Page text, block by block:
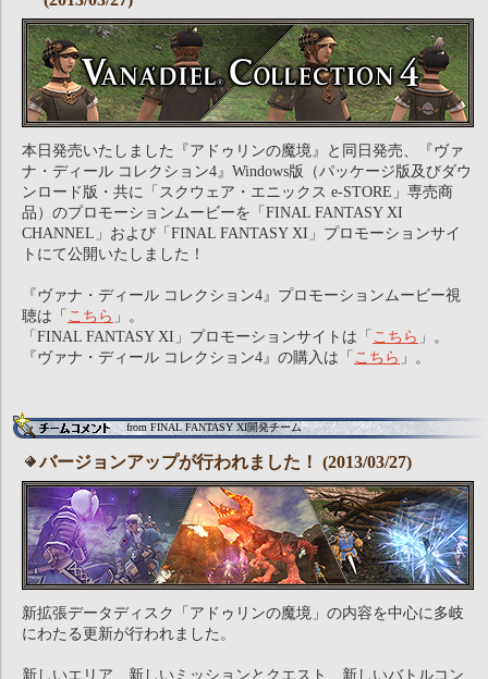
本日発売いたしました『アドゥリンの魔境』と同日発売、『ヴァ
ナ・ディール コレクション4』Windows版（パッケージ版及びダウ
ンロード版・共に「スクウェア・エニックス e-STORE」専売商
品）のプロモーションムービーを「FINAL FANTASY XI
CHANNEL」および「FINAL FANTASY XI」プロモーションサイ
トにて公開いたしました！
『ヴァナ・ディール コレクション4』プロモーションムービー視
聴は「 こちら 」。
「FINAL FANTASY XI」プロモーションサイトは「 こちら 」。
『ヴァナ・ディール コレクション4』の購入は「 こちら 」。
from FINAL FANTASY XI開発チーム
バージョンアップが行われました！ (2013/03/27)
新拡張データディスク「アドゥリンの魔境」の内容を中心に多岐
にわたる更新が行われました。
新しいエリア、新しいミッションとクエスト、新しいバトルコン